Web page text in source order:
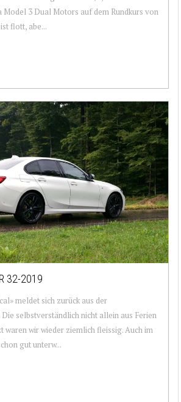
Model 3 Dual Motors auf dem Rundkurs von
flott, abe...
32-2019
meldet sich zurück aus der
Die selbstverständlich nicht allein aus Ferien
waren wir wieder ziemlich fleissig. Auch im
gut unterw...